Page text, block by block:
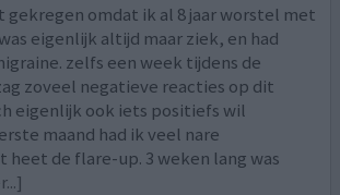
gekregen omdat ik al 8 jaar worstel met
eigenlijk altijd maar ziek, en had
zelfs een week tijdens de
zoveel negatieve reacties op dit
eigenlijk ook iets positiefs wil
maand had ik veel nare
heet de flare-up. 3 weken lang was